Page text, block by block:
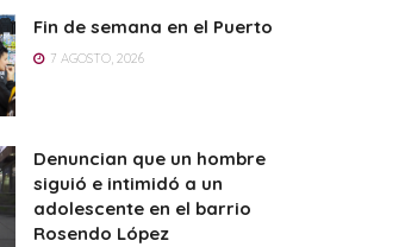
Fin de semana en el Puerto
7 AGOSTO, 2026
Denuncian que un hombre
siguió e intimidó a un
adolescente en el barrio
Rosendo López